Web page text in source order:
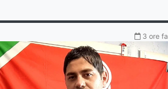
3 ore fa